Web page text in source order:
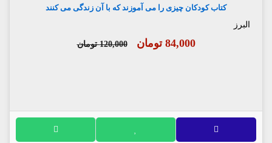
کتاب کودکان چیزی را می آموزند که با آن زندگی می کنند
البرز
84,000 تومان 120,000 تومان